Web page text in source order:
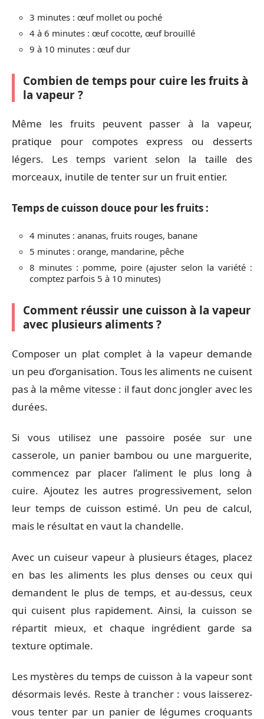
3 minutes : œuf mollet ou poché
4 à 6 minutes : œuf cocotte, œuf brouillé
9 à 10 minutes : œuf dur
Combien de temps pour cuire les fruits à
la vapeur ?
Même les fruits peuvent passer à la vapeur,
pratique pour compotes express ou desserts
légers. Les temps varient selon la taille des
morceaux, inutile de tenter sur un fruit entier.
Temps de cuisson douce pour les fruits :
4 minutes : ananas, fruits rouges, banane
5 minutes : orange, mandarine, pêche
8 minutes : pomme, poire (ajuster selon la variété :
comptez parfois 5 à 10 minutes)
Comment réussir une cuisson à la vapeur
avec plusieurs aliments ?
Composer un plat complet à la vapeur demande
un peu d’organisation. Tous les aliments ne cuisent
pas à la même vitesse : il faut donc jongler avec les
durées.
Si vous utilisez une passoire posée sur une
casserole, un panier bambou ou une marguerite,
commencez par placer l’aliment le plus long à
cuire. Ajoutez les autres progressivement, selon
leur temps de cuisson estimé. Un peu de calcul,
mais le résultat en vaut la chandelle.
Avec un cuiseur vapeur à plusieurs étages, placez
en bas les aliments les plus denses ou ceux qui
demandent le plus de temps, et au-dessus, ceux
qui cuisent plus rapidement. Ainsi, la cuisson se
répartit mieux, et chaque ingrédient garde sa
texture optimale.
Les mystères du temps de cuisson à la vapeur sont
désormais levés. Reste à trancher : vous laisserez-
vous tenter par un panier de légumes croquants